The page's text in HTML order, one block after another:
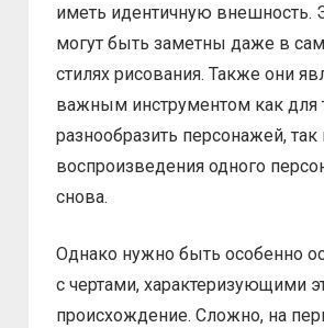
иметь идентичную внешность.
могут быть заметны даже в
стилях рисования. Также они
важным инструментом как для
разнообразить персонажей, так
воспроизведения одного
снова.
Однако нужно быть особенно
с чертами, характеризующими
происхождение. Сложно, на